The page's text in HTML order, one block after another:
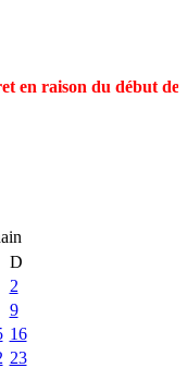
en raison du début
D
2
9
16
23